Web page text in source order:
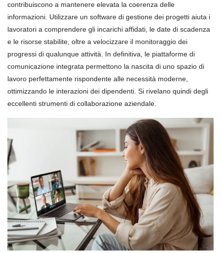
contribuiscono a mantenere elevata la coerenza delle
informazioni. Utilizzare un software di gestione dei progetti aiuta i
lavoratori a comprendere gli incarichi affidati, le date di scadenza
e le risorse stabilite, oltre a velocizzare il monitoraggio dei
progressi di qualunque attività. In definitiva, le piattaforme di
comunicazione integrata permettono la nascita di uno spazio di
lavoro perfettamente rispondente alle necessità moderne,
ottimizzando le interazioni dei dipendenti. Si rivelano quindi degli
eccellenti strumenti di collaborazione aziendale.